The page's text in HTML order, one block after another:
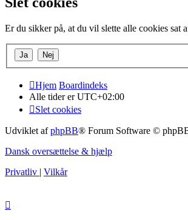
Er du sikker på, at du vil slette alle cookies sat
Hjem Boardindeks
Alle tider erUTC+02:00
Slet cookies
Udviklet afphpBB® Forum Software ©
Dansk oversættelse & hjælp
Privatliv | Vilkår